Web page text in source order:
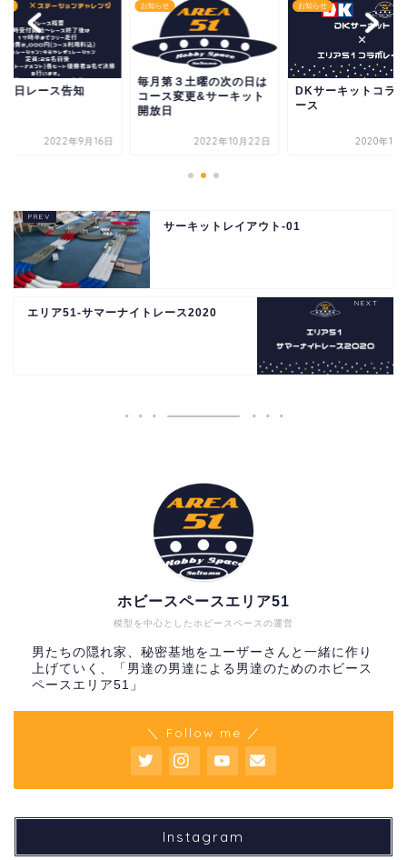
日レース告知
2022年9月16日
お知らせ
毎月第３土曜の次の日は
コース変更&サーキット
開放日
2022年10月22日
お知らせ
DKサーキットコラ
ース
2020年10
サーキットレイアウト-01
エリア51-サマーナイトレース2020
模型を中心としたホビースペースの運営
ホビースペースエリア51
男たちの隠れ家、秘密基地をユーザーさんと一緒に作り
上げていく、「男達の男達による男達のためのホビース
ペースエリア51」
＼ Follow me ／
Instagram